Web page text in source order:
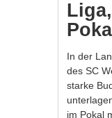
Pokal
In der
des SC
starke
im Pokal